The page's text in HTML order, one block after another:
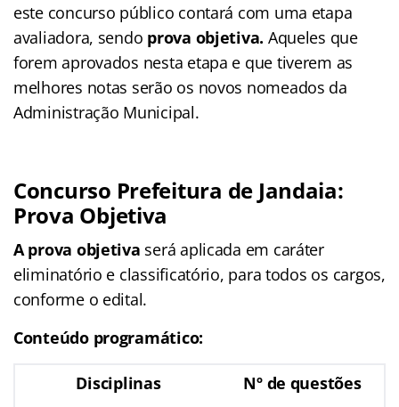
este concurso público contará com uma etapa
avaliadora, sendo prova objetiva. Aqueles que
forem aprovados nesta etapa e que tiverem as
melhores notas serão os novos nomeados da
Administração Municipal.
Concurso Prefeitura de Jandaia:
Prova Objetiva
A prova objetiva será aplicada em caráter
eliminatório e classificatório, para todos os cargos,
conforme o edital.
Conteúdo programático:
Disciplinas Nº de questões